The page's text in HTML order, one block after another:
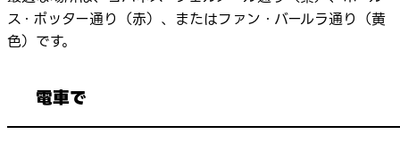
ス・ポッター通り（赤）、またはファン・バールラ通り（黄
色）です。
電車で